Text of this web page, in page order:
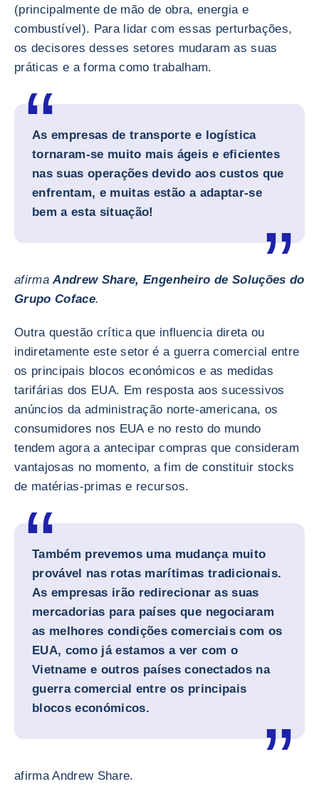
(principalmente de mão de obra, energia e
combustível). Para lidar com essas perturbações,
os decisores desses setores mudaram as suas
práticas e a forma como trabalham.
As empresas de transporte e logística
tornaram-se muito mais ágeis e eficientes
nas suas operações devido aos custos que
enfrentam, e muitas estão a adaptar-se
bem a esta situação!
afirmaAndrew Share, Engenheiro de Soluções do
Grupo Coface.
Outra questão crítica que influencia direta ou
indiretamente este setor é a guerra comercial entre
os principais blocos económicos e as medidas
tarifárias dos EUA. Em resposta aos sucessivos
anúncios da administração norte-americana, os
consumidores nos EUA e no resto do mundo
tendem agora a antecipar compras que consideram
vantajosas no momento, a fim de constituir stocks
de matérias-primas e recursos.
Também prevemos uma mudança muito
provável nas rotas marítimas tradicionais.
As empresas irão redirecionar as suas
mercadorias para países que negociaram
as melhores condições comerciais com os
EUA, como já estamos a ver com o
Vietname e outros países conectados na
guerra comercial entre os principais
blocos económicos.
afirma Andrew Share.